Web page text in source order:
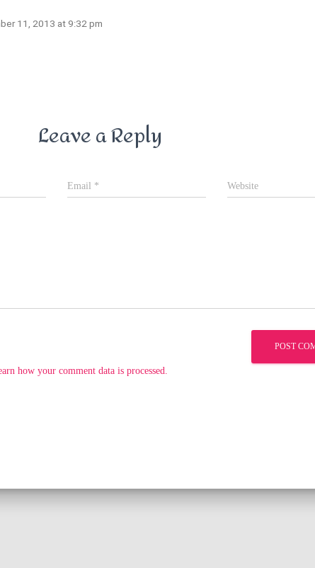
11, 2013 at 9:32 pm
Leave a Reply
Email * Website
how your comment data is processed.